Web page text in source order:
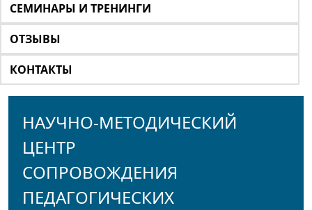
СЕМИНАРЫ И ТРЕНИНГИ
ОТЗЫВЫ
КОНТАКТЫ
НАУЧНО-МЕТОДИЧЕСКИЙ
ЦЕНТР
СОПРОВОЖДЕНИЯ
ПЕДАГОГИЧЕСКИХ